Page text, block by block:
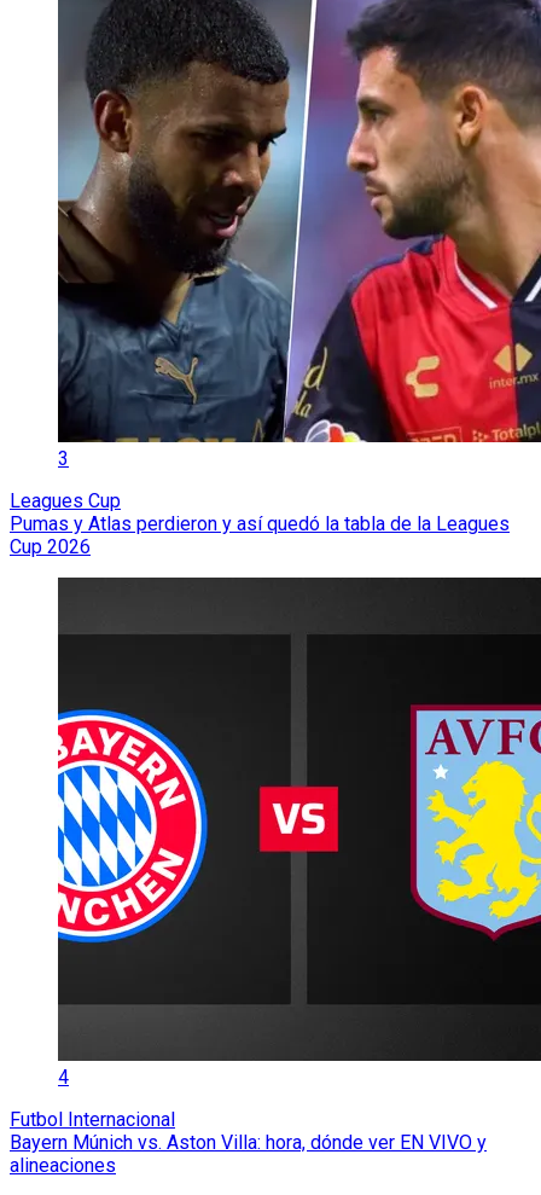
3
Leagues Cup
Pumas y Atlas perdieron y así quedó la tabla de la Leagues
Cup 2026
4
Futbol Internacional
Bayern Múnich vs. Aston Villa: hora, dónde ver EN VIVO y
alineaciones